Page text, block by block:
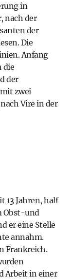
in
nach der
der
Die
Anfang
die
der
zwei
Vire in der
13 Jahren, half
Obst-und
er eine Stelle
annahm.
Frankreich.
Arbeit in einer